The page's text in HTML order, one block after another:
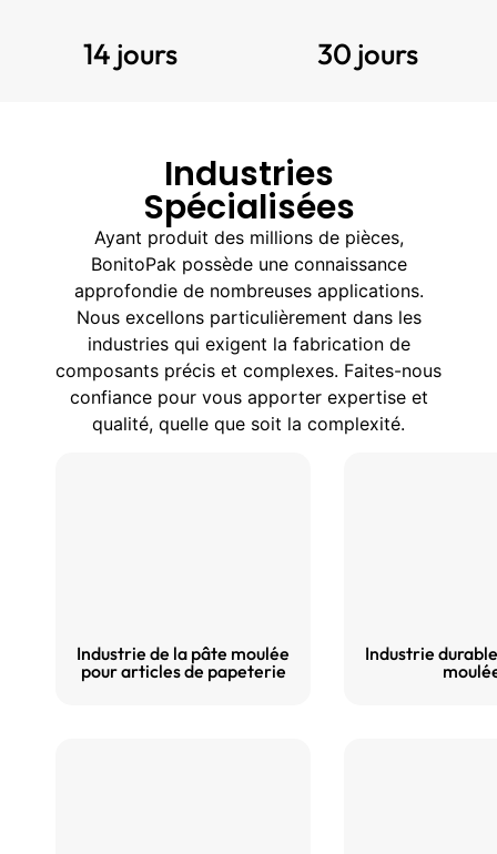
14 jours 30 jours
Industries
Spécialisées
Ayant produit des millions de pièces,
BonitoPak possède une connaissance
approfondie de nombreuses applications.
Nous excellons particulièrement dans les
industries qui exigent la fabrication de
composants précis et complexes. Faites-nous
confiance pour vous apporter expertise et
qualité, quelle que soit la complexité.
Industrie de la pâte moulée
pour articles de papeterie
Industrie